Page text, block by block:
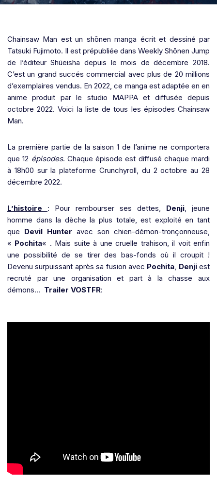
Chainsaw Man est un shōnen manga écrit et dessiné par
Tatsuki Fujimoto. Il est prépubliée dans Weekly Shōnen Jump
de l’éditeur Shūeisha depuis le mois de décembre 2018.
C’est un grand succés commercial avec plus de 20 millions
d’exemplaires vendus. En 2022, ce manga est adaptée en en
anime produit par le studio MAPPA et diffusée depuis
octobre 2022. Voici la liste de tous les épisodes Chainsaw
Man.
La première partie de la saison 1 de l’anime ne comportera
que 12 épisodes. Chaque épisode est diffusé chaque mardi
à 18h00 sur la plateforme Crunchyroll, du 2 octobre au 28
décembre 2022.
L’histoire : Pour rembourser ses dettes, Denji, jeune
homme dans la dèche la plus totale, est exploité en tant
que Devil Hunter avec son chien-démon-tronçonneuse,
« Pochita« . Mais suite à une cruelle trahison, il voit enfin
une possibilité de se tirer des bas-fonds où il croupit !
Devenu surpuissant après sa fusion avec Pochita, Denjiest
recruté par une organisation et part à la chasse aux
démons… Trailer VOSTFR: